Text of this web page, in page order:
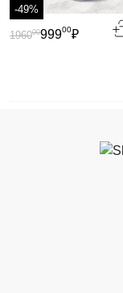
-49%
99900₽
196000